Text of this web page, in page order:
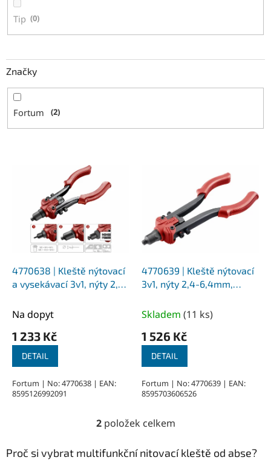
Tip 0
Značky
Fortum 2
4770638 | Kleště nýtovací
a vysekávací 3v1, nýty 2,4-
Na dopyt
1 233 Kč
DETAIL
Fortum | No: 4770638 | EAN:
8595126992091
4770639 | Kleště nýtovací
3v1, nýty 2,4-6,4mm,
M4-M8
Skladem (11 ks)
1 526 Kč
DETAIL
Fortum | No: 4770639 | EAN:
8595703606526
O
l
2položek celkem
Proč si vybrat multifunkční nitovací kleště od abse?